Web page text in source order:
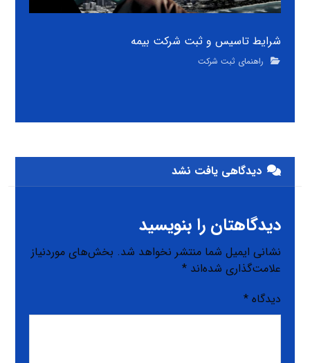
شرایط تاسیس و ثبت شرکت بیمه
راهنمای ثبت شرکت
دیدگاهی یافت نشد
دیدگاهتان را بنویسید
نشانی ایمیل شما منتشر نخواهد شد. بخش‌های موردنیاز
علامت‌گذاری شده‌اند*
دیدگاه*